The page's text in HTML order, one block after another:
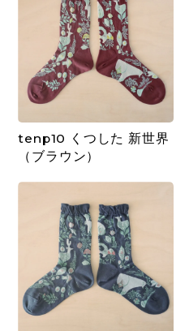
tenp10 くつした 新世界
（ブラウン）